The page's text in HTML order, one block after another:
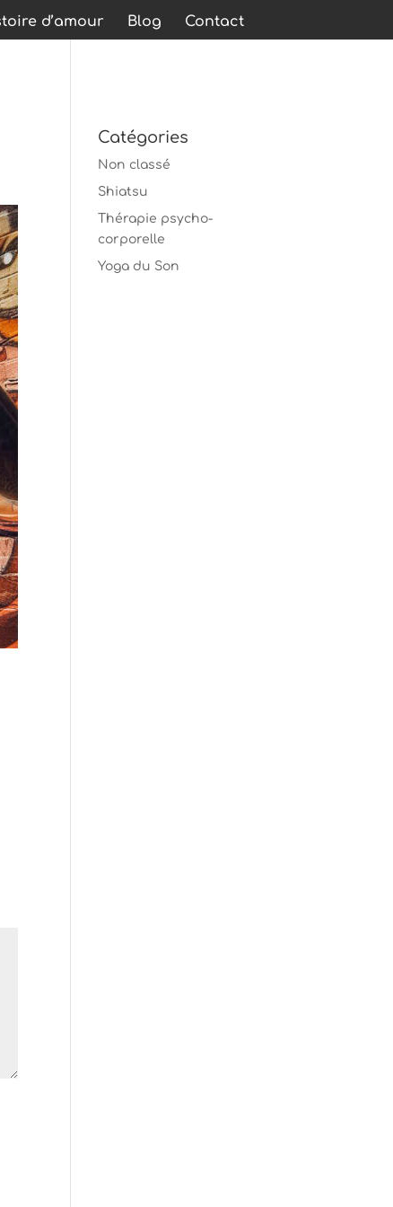
d’amour Blog Contact
Catégories
Non classé
Shiatsu
Thérapie psycho-
corporelle
Yoga du Son